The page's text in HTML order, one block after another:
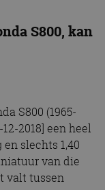
S800, kan
S800 (1965-
2018] een heel
slechts 1,40
van die
valt tussen